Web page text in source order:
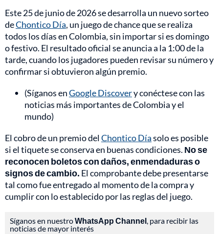
Este 25 de junio de 2026 se desarrolla un nuevo sorteo
deChontico Día, un juego de chance que se realiza
todos los días en Colombia, sin importar si es domingo
o festivo. El resultado oficial se anuncia a la 1:00 de la
tarde, cuando los jugadores pueden revisar su número y
confirmar si obtuvieron algún premio.
(Síganos enGoogle Discovery conéctese con las
noticias más importantes de Colombia y el
mundo)
El cobro de un premio delChontico Díasolo es posible
si el tiquete se conserva en buenas condiciones. No se
reconocen boletos con daños, enmendaduras o
signos de cambio. El comprobante debe presentarse
tal como fue entregado al momento de la compra y
cumplir con lo establecido por las reglas del juego.
Síganos en nuestroWhatsApp Channel, para recibir las
noticias de mayor interés